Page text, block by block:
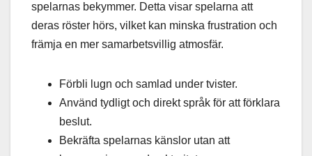
spelarnas bekymmer. Detta visar spelarna att
deras röster hörs, vilket kan minska frustration och
främja en mer samarbetsvillig atmosfär.
Förbli lugn och samlad under tvister.
Använd tydligt och direkt språk för att förklara
beslut.
Bekräfta spelarnas känslor utan att